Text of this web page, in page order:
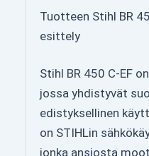
Tuotteen Stihl BR
esittely
Stihl BR 450 C-EF
jossa yhdistyvät
edistyksellinen
on STIHLin
jonka ansiosta